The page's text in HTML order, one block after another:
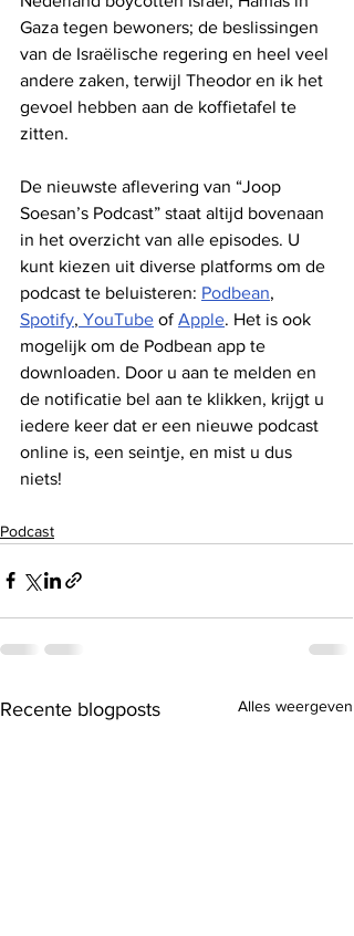
Gaza tegen bewoners; de beslissingen
van de Israëlische regering en heel veel
andere zaken, terwijl Theodor en ik het
gevoel hebben aan de koffietafel te
zitten.
De nieuwste aflevering van “Joop
Soesan’s Podcast” staat altijd bovenaan
in het overzicht van alle episodes. U
kunt kiezen uit diverse platforms om de
podcast te beluisteren: Podbean,
Spotify, YouTube of Apple. Het is ook
mogelijk om de Podbean app te
downloaden. Door u aan te melden en
de notificatie bel aan te klikken, krijgt u
iedere keer dat er een nieuwe podcast
online is, een seintje, en mist u dus
niets!
Podcast
Recente blogposts Alles weergeven